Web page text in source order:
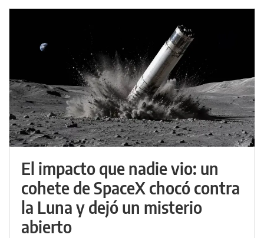
El impacto que nadie vio: un
cohete de SpaceX chocó contra
la Luna y dejó un misterio
abierto